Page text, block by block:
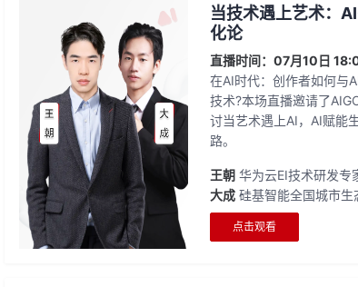
当技术遇上艺术：
化论
直播时间：07月10日
在AI时代：创作者如何与
技术?本场直播邀请了
讨当艺术遇上AI，AI赋能
路。
王朝 华为云EI技术研发专
大成 硅基智能全国城市生
点击观看